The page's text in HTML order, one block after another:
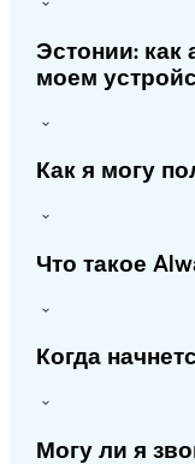
Эстонии: как
моем
Как я могу
Что такое
Когда
Могу ли я